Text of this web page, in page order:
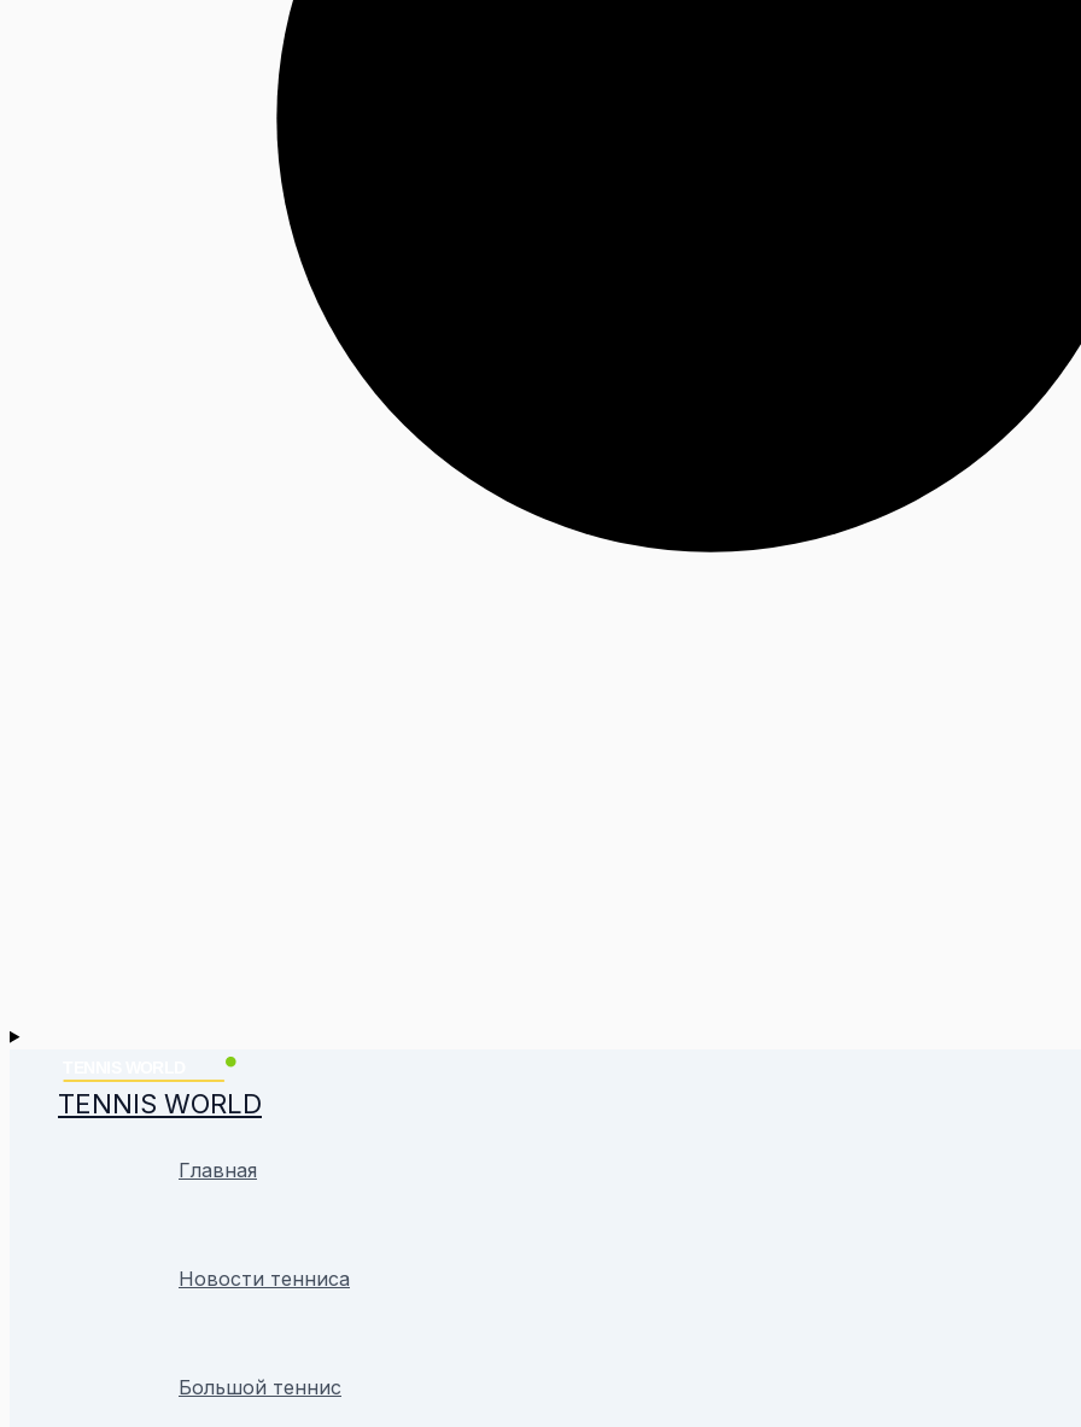
TENNIS WORLD
Главная
Новости тенниса
Большой теннис